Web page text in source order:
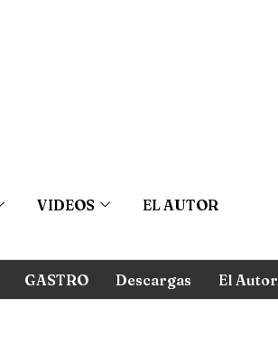
VIDEOS
EL AUTOR
GASTRO Descargas El Autor